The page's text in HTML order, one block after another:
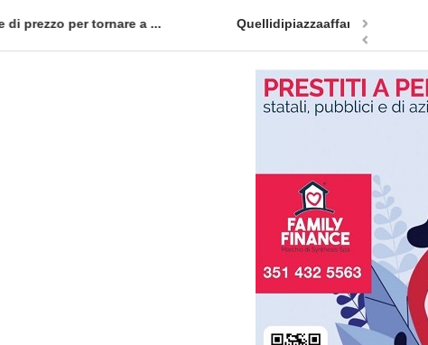
in terra siciliana: Quellidipiazzatrinità Tag Heuer